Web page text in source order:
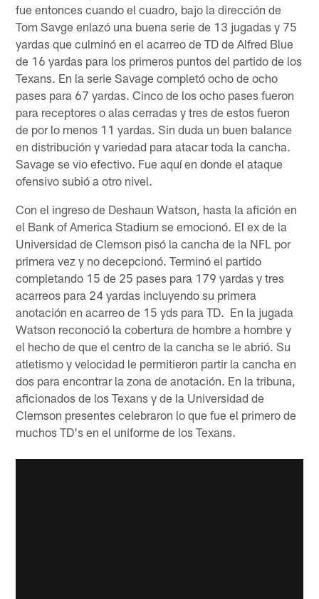
fue entonces cuando el cuadro, bajo la dirección de
Tom Savge enlazó una buena serie de 13 jugadas y 75
yardas que culminó en el acarreo de TD de Alfred Blue
de 16 yardas para los primeros puntos del partido de los
Texans. En la serie Savage completó ocho de ocho
pases para 67 yardas. Cinco de los ocho pases fueron
para receptores o alas cerradas y tres de estos fueron
de por lo menos 11 yardas. Sin duda un buen balance
en distribución y variedad para atacar toda la cancha.
Savage se vio efectivo. Fue aquí en donde el ataque
ofensivo subió a otro nivel.
Con el ingreso de Deshaun Watson, hasta la afición en
el Bank of America Stadium se emocionó. El ex de la
Universidad de Clemson pisó la cancha de la NFL por
primera vez y no decepcionó. Terminó el partido
completando 15 de 25 pases para 179 yardas y tres
acarreos para 24 yardas incluyendo su primera
anotación en acarreo de 15 yds para TD. En la jugada
Watson reconoció la cobertura de hombre a hombre y
el hecho de que el centro de la cancha se le abrió. Su
atletismo y velocidad le permitieron partir la cancha en
dos para encontrar la zona de anotación. En la tribuna,
aficionados de los Texans y de la Universidad de
Clemson presentes celebraron lo que fue el primero de
muchos TD's en el uniforme de los Texans.